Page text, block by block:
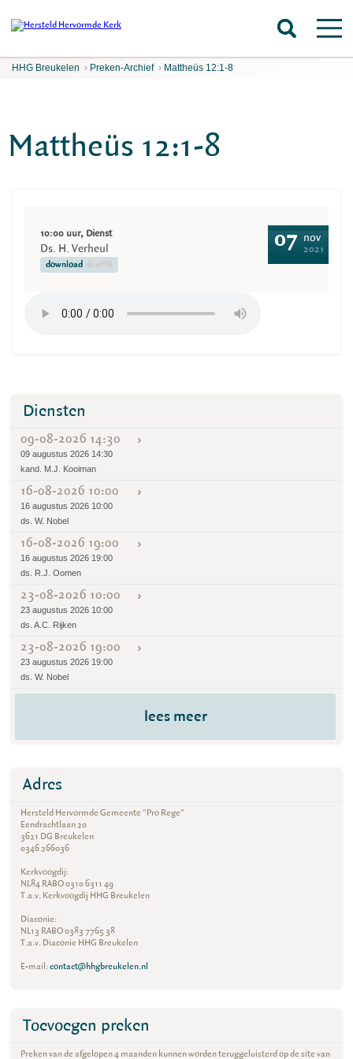
HHG Breukelen › Preken-Archief › Mattheüs 12:1-8
Mattheüs 12:1-8
10:00 uur, Dienst
Ds. H. Verheul
download 16.0MB
07 nov
2021
Diensten
09-08-2026 14:30
09 augustus 2026 14:30
kand. M.J. Kooiman
16-08-2026 10:00
16 augustus 2026 10:00
ds. W. Nobel
16-08-2026 19:00
16 augustus 2026 19:00
ds. R.J. Oomen
23-08-2026 10:00
23 augustus 2026 10:00
ds. A.C. Rijken
23-08-2026 19:00
23 augustus 2026 19:00
ds. W. Nobel
lees meer
Adres
Hersteld Hervormde Gemeente "Pro Rege"
Eendrachtlaan 20
3621 DG Breukelen
0346 266036
Kerkvoogdij:
NL84 RABO 0310 6311 49
T.a.v. Kerkvoogdij HHG Breukelen
Diaconie:
NL13 RABO 0383 7765 38
T.a.v. Diaconie HHG Breukelen
E-mail:contact@hhgbreukelen.nl
Toevoegen preken
Preken van de afgelopen 4 maanden kunnen worden teruggeluisterd op de site van